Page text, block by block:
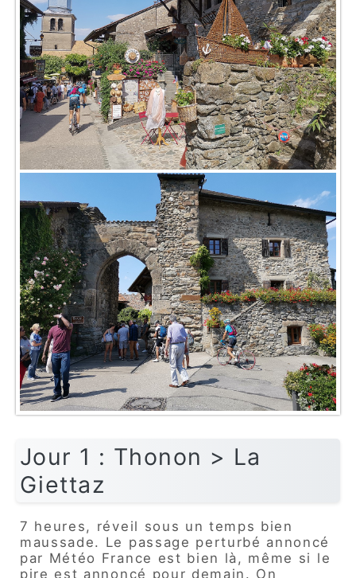
Jour 1 : Thonon > La
Giettaz
7 heures, réveil sous un temps bien
maussade. Le passage perturbé annoncé
par Météo France est bien là, même si le
pire est annoncé pour demain. On